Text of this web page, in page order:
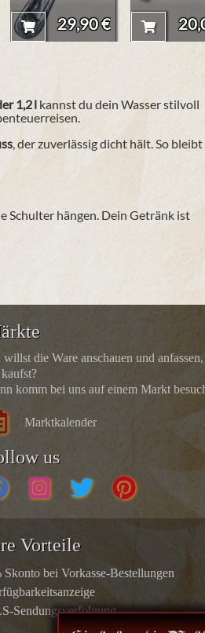
29,90 €
1,2 l kannst du dein Wasser stilvoll
, der zuverlässig dicht hält. So
Schulter hängen. Dein Getränk ist
willst die Ware anschauen und
komm bei uns auf einem Markt
Marktkalender
us
Vorteile
Skonto bei Vorkasse-Bestellungen
Sendungsverfolgung